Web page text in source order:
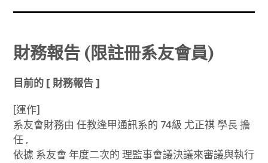
YouTube 頻道
電機系 系上消息
會員專區 menu
財務報告 (限註冊系友會員)
目前的 [ 財務報告 ]
[運作]
系友會財務由 任教逢甲通訊系的 74級 尤正祺 學長 擔
任 ,
依據 系友會 年度二次的 理監事會議決議來審議與執行